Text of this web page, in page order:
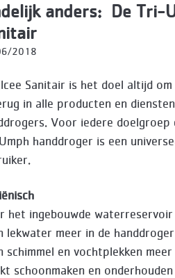
anders: De Tri-
2018
Sanitair is het doel altijd
in alle producten en
Voor iedere
handdroger is een
het ingebouwde
lekwater meer in de
schimmel en vochtplekken
schoonmaken en